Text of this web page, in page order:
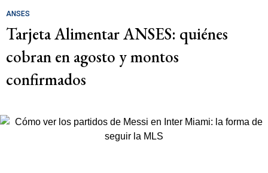
ANSES
Tarjeta Alimentar ANSES: quiénes
cobran en agosto y montos
confirmados